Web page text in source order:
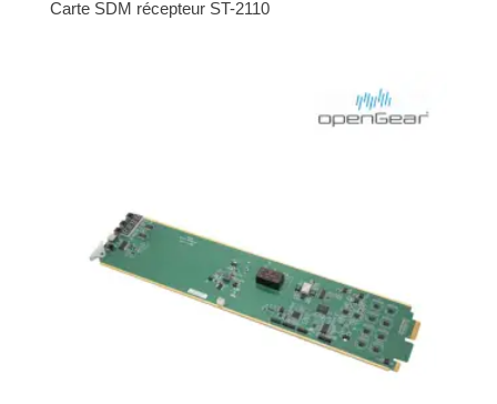
Carte SDM récepteur ST-2110